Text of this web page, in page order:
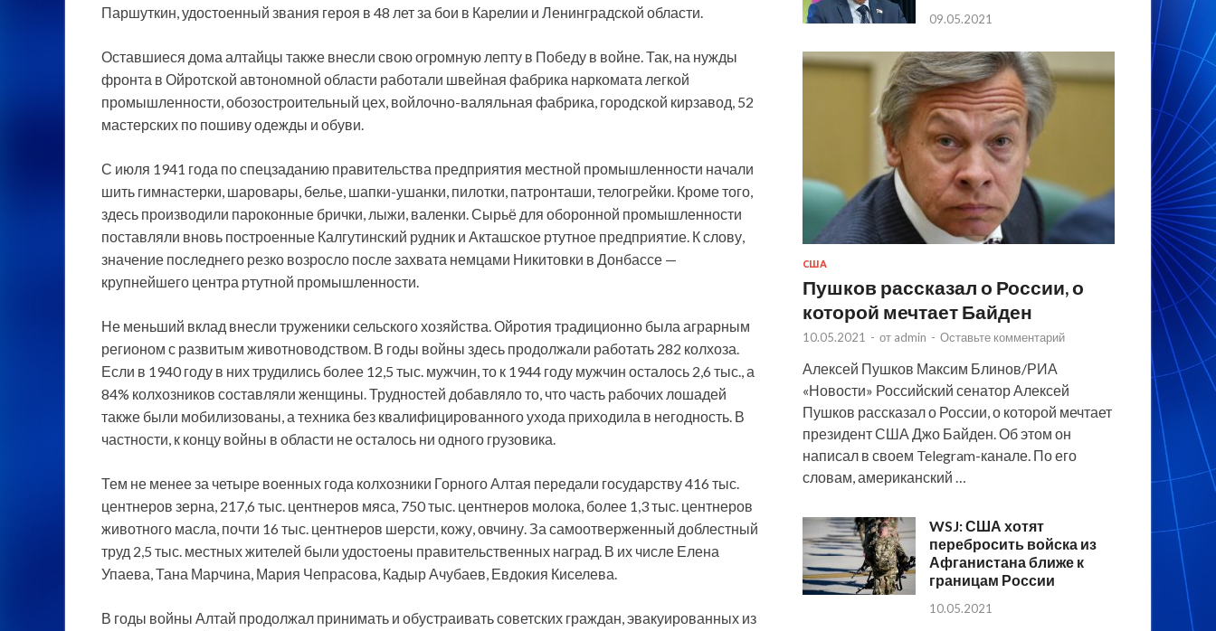
Паршуткин, удостоенный звания героя в 48 лет за бои в Карелии и Ленинградской области.
Оставшиеся дома алтайцы также внесли свою огромную лепту в Победу в войне. Так, на нужды
фронта в Ойротской автономной области работали швейная фабрика наркомата легкой
промышленности, обозостроительный цех, войлочно-валяльная фабрика, городской кирзавод, 52
мастерских по пошиву одежды и обуви.
С июля 1941 года по спецзаданию правительства предприятия местной промышленности начали
шить гимнастерки, шаровары, белье, шапки-ушанки, пилотки, патронташи, телогрейки. Кроме того,
здесь производили пароконные брички, лыжи, валенки. Сырьё для оборонной промышленности
поставляли вновь построенные Калгутинский рудник и Акташское ртутное предприятие. К слову,
значение последнего резко возросло после захвата немцами Никитовки в Донбассе —
крупнейшего центра ртутной промышленности.
Не меньший вклад внесли труженики сельского хозяйства. Ойротия традиционно была аграрным
регионом с развитым животноводством. В годы войны здесь продолжали работать 282 колхоза.
Если в 1940 году в них трудились более 12,5 тыс. мужчин, то к 1944 году мужчин осталось 2,6 тыс., а
84% колхозников составляли женщины. Трудностей добавляло то, что часть рабочих лошадей
также были мобилизованы, а техника без квалифицированного ухода приходила в негодность. В
частности, к концу войны в области не осталось ни одного грузовика.
Тем не менее за четыре военных года колхозники Горного Алтая передали государству 416 тыс.
центнеров зерна, 217,6 тыс. центнеров мяса, 750 тыс. центнеров молока, более 1,3 тыс. центнеров
животного масла, почти 16 тыс. центнеров шерсти, кожу, овчину. За самоотверженный доблестный
труд 2,5 тыс. местных жителей были удостоены правительственных наград. В их числе Елена
Упаева, Тана Марчина, Мария Чепрасова, Кадыр Ачубаев, Евдокия Киселева.
В годы войны Алтай продолжал принимать и обустраивать советских граждан, эвакуированных из
09.05.2021
США
Пушков рассказал о России, о
которой мечтает Байден
10.05.2021 - от admin - Оставьте комментарий
Алексей Пушков Максим Блинов/РИА
«Новости» Российский сенатор Алексей
Пушков рассказал о России, о которой мечтает
президент США Джо Байден. Об этом он
написал в своем Telegram-канале. По его
словам, американский …
WSJ: США хотят
перебросить войска из
Афганистана ближе к
границам России
10.05.2021